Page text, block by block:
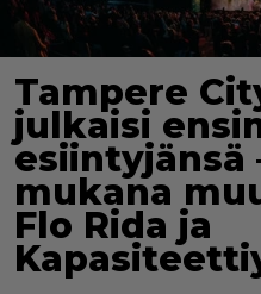
Tampere
julkaisi
esiintyjänsä
mukana
Flo Rida ja